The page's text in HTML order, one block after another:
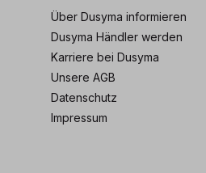
Über Dusyma informieren
Dusyma Händler werden
Karriere bei Dusyma
Unsere AGB
Datenschutz
Impressum